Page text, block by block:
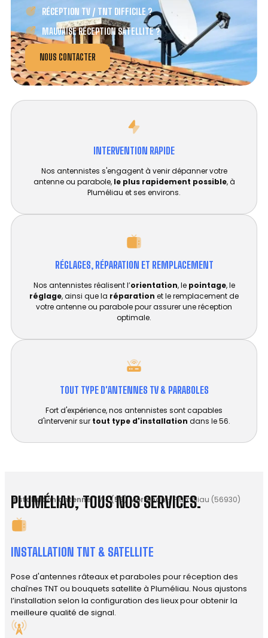
RÉCEPTION TV / TNT DIFFICILE ?
MAUVAISE RÉCEPTION SATELLITE ?
NOUS CONTACTER
INTERVENTION RAPIDE
Nos antennistes s'engagent à venir dépanner votre
antenne ou parabole, le plus rapidement possible, à
Pluméliau et ses environs.
RÉGLAGES, RÉPARATION ET REMPLACEMENT​
Nos antennistes réalisent l’orientation, le pointage, le
réglage, ainsi que la réparation et le remplacement de
votre antenne ou parabole pour assurer une réception
optimale.
TOUT TYPE D'ANTENNES TV & PARABOLES
Fort d'expérience, nos antennistes sont capables
d'intervenir sur tout type d'installation dans le 56.
Installation antenne TV -(56) Morbihan- Pluméliau (56930)
PLUMÉLIAU, TOUS NOS SERVICES.
INSTALLATION TNT & SATELLITE
Pose d'antennes râteaux et paraboles pour réception des
chaînes TNT ou bouquets satellite à Pluméliau. Nous ajustons
l’installation selon la configuration des lieux pour obtenir la
meilleure qualité de signal.